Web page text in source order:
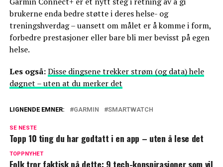
brukerne enda bedre støtte i deres helse- og
treningshverdag – uansett om målet er å komme i form,
forbedre prestasjoner eller bare bli mer bevisst på egen
helse.
Les også:Disse dingsene trekker strøm (og data) hele
døgnet – uten at du merker det
LIGNENDE EMNER: GARMIN SMARTWATCH
SE NESTE
Topp 10 ting du har godtatt i en app – uten å lese det
TOPPNYHET
Folk tror faktisk på dette: 9 tech-konspirasjoner som vil